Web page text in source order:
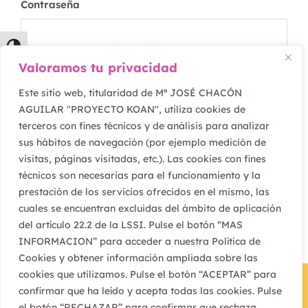
Valoramos tu privacidad
Este sitio web, titularidad de Mª JOSÉ CHACÓN
AGUILAR "PROYECTO KOAN", utiliza cookies de
terceros con fines técnicos y de análisis para analizar
sus hábitos de navegación (por ejemplo medición de
visitas, páginas visitadas, etc.). Las cookies con fines
técnicos son necesarias para el funcionamiento y la
prestación de los servicios ofrecidos en el mismo, las
cuales se encuentran excluidas del ámbito de aplicación
del artículo 22.2 de la LSSI. Pulse el botón “MAS
INFORMACION” para acceder a nuestra Política de
Cookies y obtener información ampliada sobre las
cookies que utilizamos. Pulse el botón “ACEPTAR” para
confirmar que ha leído y acepta todas las cookies. Pulse
Alternar alto contraste
Alternar tamaño de letra
Contraseña
Mantenerme conectado
¿Has olvidado tu contraseña?